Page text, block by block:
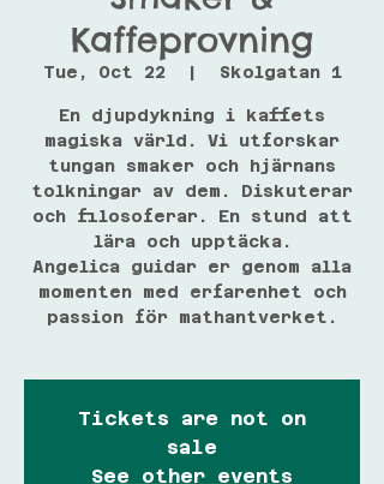
Kaffeprovning
Tue, Oct 22
  |
Skolgatan 1
En djupdykning i kaffets
magiska värld. Vi utforskar
tungan smaker och hjärnans
tolkningar av dem. Diskuterar
och filosoferar. En stund att
lära och upptäcka.
Angelica guidar er genom alla
momenten med erfarenhet och
passion för mathantverket.
Tickets are not on
sale
See other events